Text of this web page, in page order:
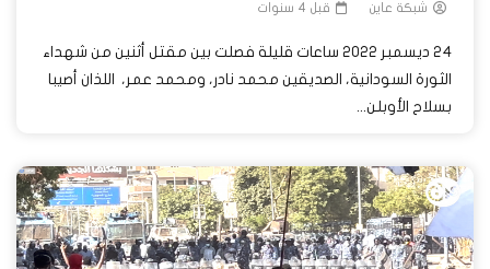
شبكة عاين قبل 4 سنوات
24 ديسمبر 2022 ساعات قليلة فصلت بين مقتل أثنين من شهداء
الثورة السودانية، الصديقين محمد نادر، ومحمد عمر، اللذان أصيبا
بسلاح الأوبلن...